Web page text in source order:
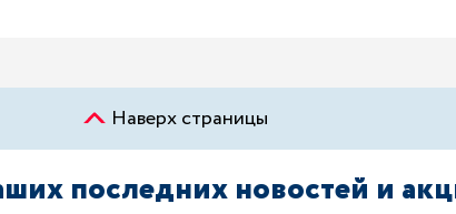
Наверх страницы
последних новостей и